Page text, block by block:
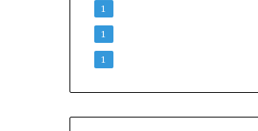
1
1
1